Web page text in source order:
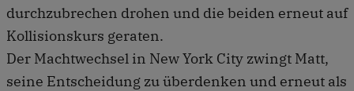
durchzubrechen drohen und die beiden erneut auf
Kollisionskurs geraten.
Der Machtwechsel in New York City zwingt Matt,
seine Entscheidung zu überdenken und erneut als